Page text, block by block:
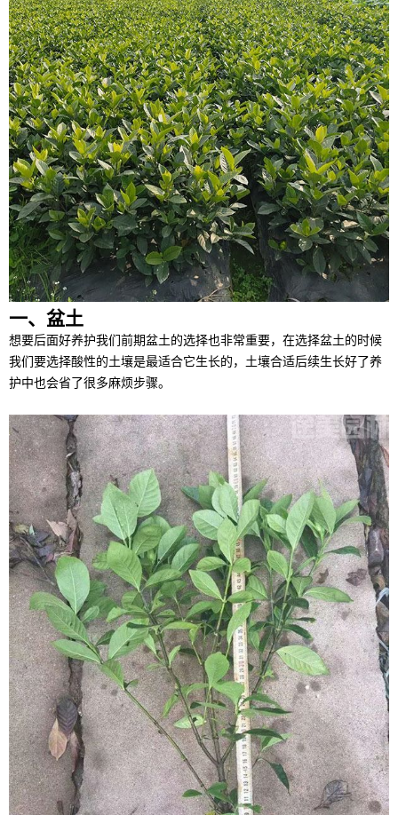
一、盆土
想要后面好养护我们前期盆土的选择也非常重要，在选择盆土的时候
我们要选择酸性的土壤是最适合它生长的，土壤合适后续生长好了养
护中也会省了很多麻烦步骤。